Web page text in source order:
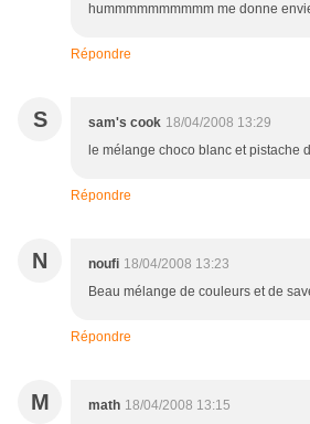
hummmmmmmmmm me donne
Répondre
S sam's cook 18/04/2008 13:29
le mélange choco blanc et pistache
Répondre
N noufi 18/04/2008 13:23
Beau mélange de couleurs et de
Répondre
M math 18/04/2008 13:15